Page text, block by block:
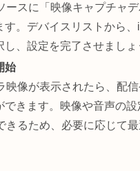
ースに「映像キャプチャデ
す。デバイスリストから
、設定を完了させましょ
始
映像が表示されたら、配
できます。映像や音声の設
きるため、必要に応じて最